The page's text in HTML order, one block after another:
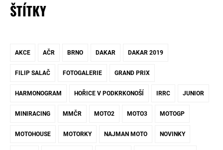
ŠTÍTKY
AKCE AČR BRNO DAKAR DAKAR 2019
FILIP SALAČ FOTOGALERIE GRAND PRIX
HARMONOGRAM HOŘICE V PODKRKONOŠÍ IRRC JUNIOR
MINIRACING MMČR MOTO2 MOTO3 MOTOGP
MOTOHOUSE MOTORKY NAJMAN MOTO NOVINKY